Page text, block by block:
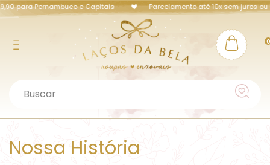
para Pernambuco e Capitais Parcelamento até 10x sem juros ou
Nossa História